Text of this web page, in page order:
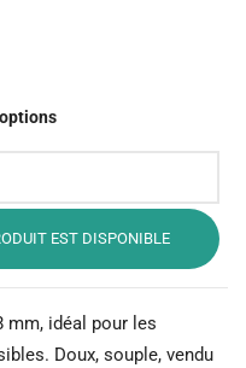
EST DISPONIBLE
mm, idéal pour les
Doux, souple, vendu